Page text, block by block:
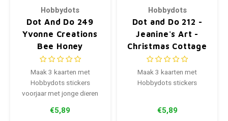
Hobbydots
Dot And Do 249
Yvonne Creations
Bee Honey
Maak 3 kaarten met
Hobbydots stickers
voorjaar met jonge dieren
€5,89
Hobbydots
Dot and Do 212 -
Jeanine's Art -
Christmas Cottage
Maak 3 kaarten met
Hobbydots stickers
€5,89